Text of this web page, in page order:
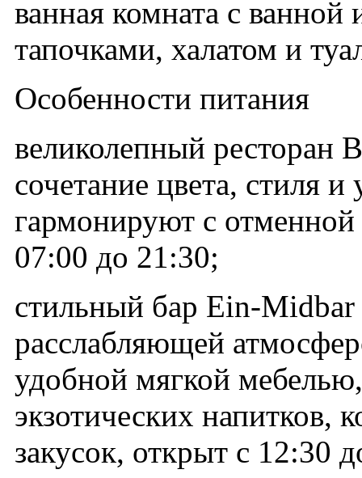
ванная комната с
тапочками, халатом и
Особенности питания
великолепный ресторан
сочетание цвета, стиля
гармонируют с
07:00 до 21:30;
стильный бар Ein-Midbar
расслабляющей
удобной мягкой
экзотических напитков,
закусок, открыт с 12:30